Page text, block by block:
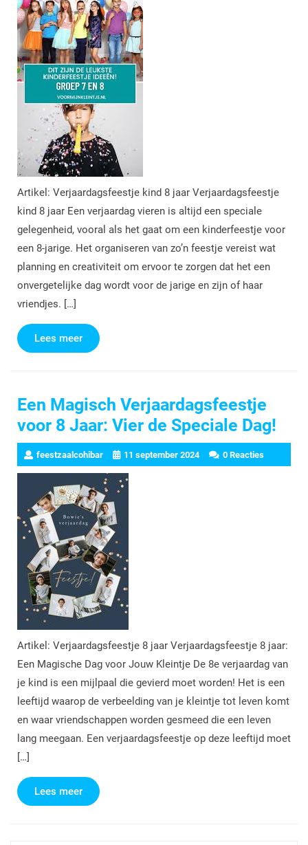
Artikel: Verjaardagsfeestje kind 8 jaar Verjaardagsfeestje
kind 8 jaar Een verjaardag vieren is altijd een speciale
gelegenheid, vooral als het gaat om een kinderfeestje voor
een 8-jarige. Het organiseren van zo’n feestje vereist wat
planning en creativiteit om ervoor te zorgen dat het een
onvergetelijke dag wordt voor de jarige en zijn of haar
vriendjes. […]
Lees meerLees
meer
Een Magisch Verjaardagsfeestje
voor 8 Jaar: Vier de Speciale Dag!
feestzaalcohibar 11 september 2024 0 Reacties
Artikel: Verjaardagsfeestje 8 jaar Verjaardagsfeestje 8 jaar:
Een Magische Dag voor Jouw Kleintje De 8e verjaardag van
je kind is een mijlpaal die gevierd moet worden! Het is een
leeftijd waarop de verbeelding van je kleintje tot leven komt
en waar vriendschappen worden gesmeed die een leven
lang meegaan. Een verjaardagsfeestje op deze leeftijd moet
[…]
Lees meerLees
meer